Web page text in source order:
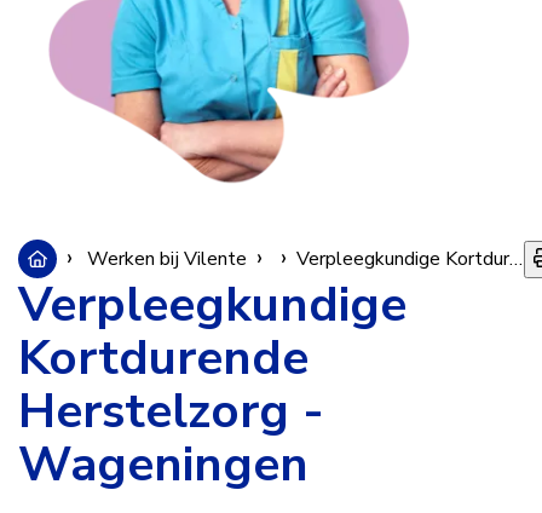
Werken bij Vilente Vacatures
Verpleegkundige Kortdurende Herstelzorg - Wageningen
Verpleegkundige
Kortdurende
Herstelzorg -
Wageningen